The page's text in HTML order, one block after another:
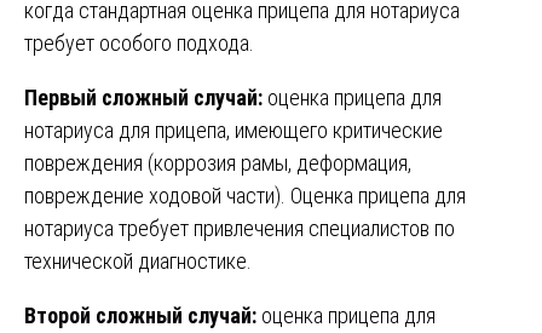
когда стандартная оценка прицепа для нотариуса
требует особого подхода.
Первый сложный случай: оценка прицепа для
нотариуса для прицепа, имеющего критические
повреждения (коррозия рамы, деформация,
повреждение ходовой части). Оценка прицепа для
нотариуса требует привлечения специалистов по
технической диагностике.
Второй сложный случай: оценка прицепа для